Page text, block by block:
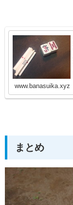
www.banasuika.xyz
まとめ